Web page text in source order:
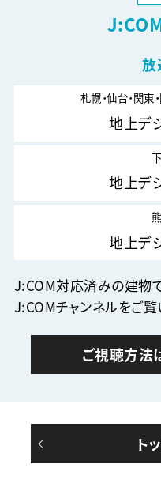
放
札幌・仙台・関東
地上デ
地上デ
地上デ
J:COM対応済みの建物
J:COMチャンネルをご覧
ご視聴方法
ト